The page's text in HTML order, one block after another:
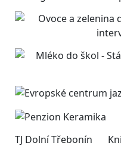
TJ Dolní Třebonín